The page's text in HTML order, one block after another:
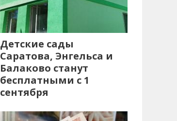
Детские сады
Саратова, Энгельса и
Балаково станут
бесплатными с 1
сентября